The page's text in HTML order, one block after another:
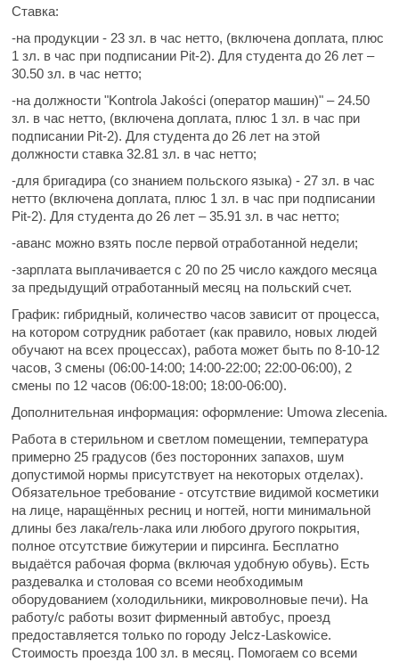
Ставка:
-на продукции - 23 зл. в час нетто, (включена доплата, плюс
1 зл. в час при подписании Pit-2). Для студента до 26 лет –
30.50 зл. в час нетто;
-на должности "Kontrola Jakości (оператор машин)" – 24.50
зл. в час нетто, (включена доплата, плюс 1 зл. в час при
подписании Pit-2). Для студента до 26 лет на этой
должности ставка 32.81 зл. в час нетто;
-для бригадира (со знанием польского языка) - 27 зл. в час
нетто (включена доплата, плюс 1 зл. в час при подписании
Pit-2). Для студента до 26 лет – 35.91 зл. в час нетто;
-аванс можно взять после первой отработанной недели;
-зарплата выплачивается с 20 по 25 число каждого месяца
за предыдущий отработанный месяц на польский счет.
График: гибридный, количество часов зависит от процесса,
на котором сотрудник работает (как правило, новых людей
обучают на всех процессах), работа может быть по 8-10-12
часов, 3 смены (06:00-14:00; 14:00-22:00; 22:00-06:00), 2
смены по 12 часов (06:00-18:00; 18:00-06:00).
Дополнительная информация: оформление: Umowa zlecenia.
Работа в стерильном и светлом помещении, температура
примерно 25 градусов (без посторонних запахов, шум
допустимой нормы присутствует на некоторых отделах).
Обязательное требование - отсутствие видимой косметики
на лице, наращённых ресниц и ногтей, ногти минимальной
длины без лака/гель-лака или любого другого покрытия,
полное отсутствие бижутерии и пирсинга. Бесплатно
выдаётся рабочая форма (включая удобную обувь). Есть
раздевалка и столовая со всеми необходимым
оборудованием (холодильники, микроволновые печи). На
работу/с работы возит фирменный автобус, проезд
предоставляется только по городу Jelcz-Laskowice.
Стоимость проезда 100 зл. в месяц. Помогаем со всеми